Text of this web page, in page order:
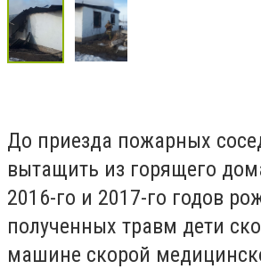
До приезда пожарных
вытащить из горящего
2016-го и 2017-го годов
полученных травм дети
машине скорой